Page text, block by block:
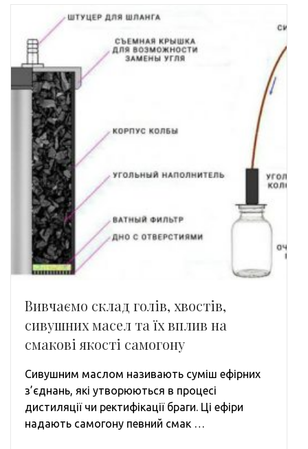
Вивчаємо склад голів, хвостів,
сивушних масел та їх вплив на
смакові якості самогону
Сивушним маслом називають суміш ефірних
з’єднань, які утворюються в процесі
дистиляції чи ректифікації браги. Ці ефіри
надають самогону певний смак …